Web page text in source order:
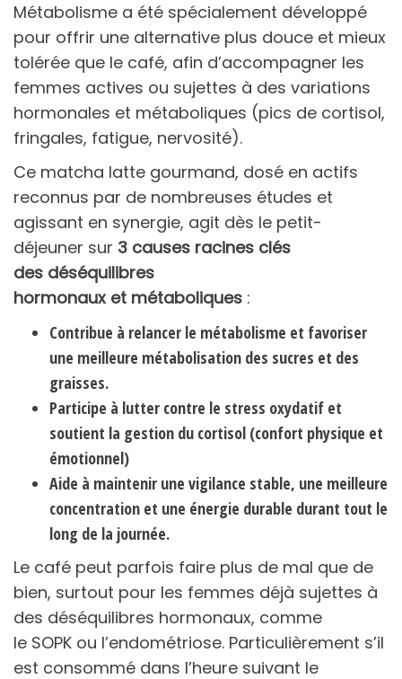
Métabolisme a été spécialement développé
pour offrir une alternative plus douce et mieux
tolérée que le café, afin d’accompagner les
femmes actives ou sujettes à des variations
hormonales et métaboliques (pics de cortisol,
fringales, fatigue, nervosité).
Ce matcha latte gourmand, dosé en actifs
reconnus par de nombreuses études et
agissant en synergie, agit dès le petit-
déjeuner sur 3 causes racines clés
des déséquilibres
hormonaux et métaboliques :
Contribue à relancer le métabolisme et favoriser
une meilleure métabolisation des sucres et des
graisses.
Participe à lutter contre le stress oxydatif et
soutient la gestion du cortisol (confort physique et
émotionnel)
Aide à maintenir une vigilance stable, une meilleure
concentration et une énergie durable durant tout le
long de la journée.
Le café peut parfois faire plus de mal que de
bien, surtout pour les femmes déjà sujettes à
des déséquilibres hormonaux, comme
le SOPK ou l’endométriose. Particulièrement s’il
est consommé dans l’heure suivant le